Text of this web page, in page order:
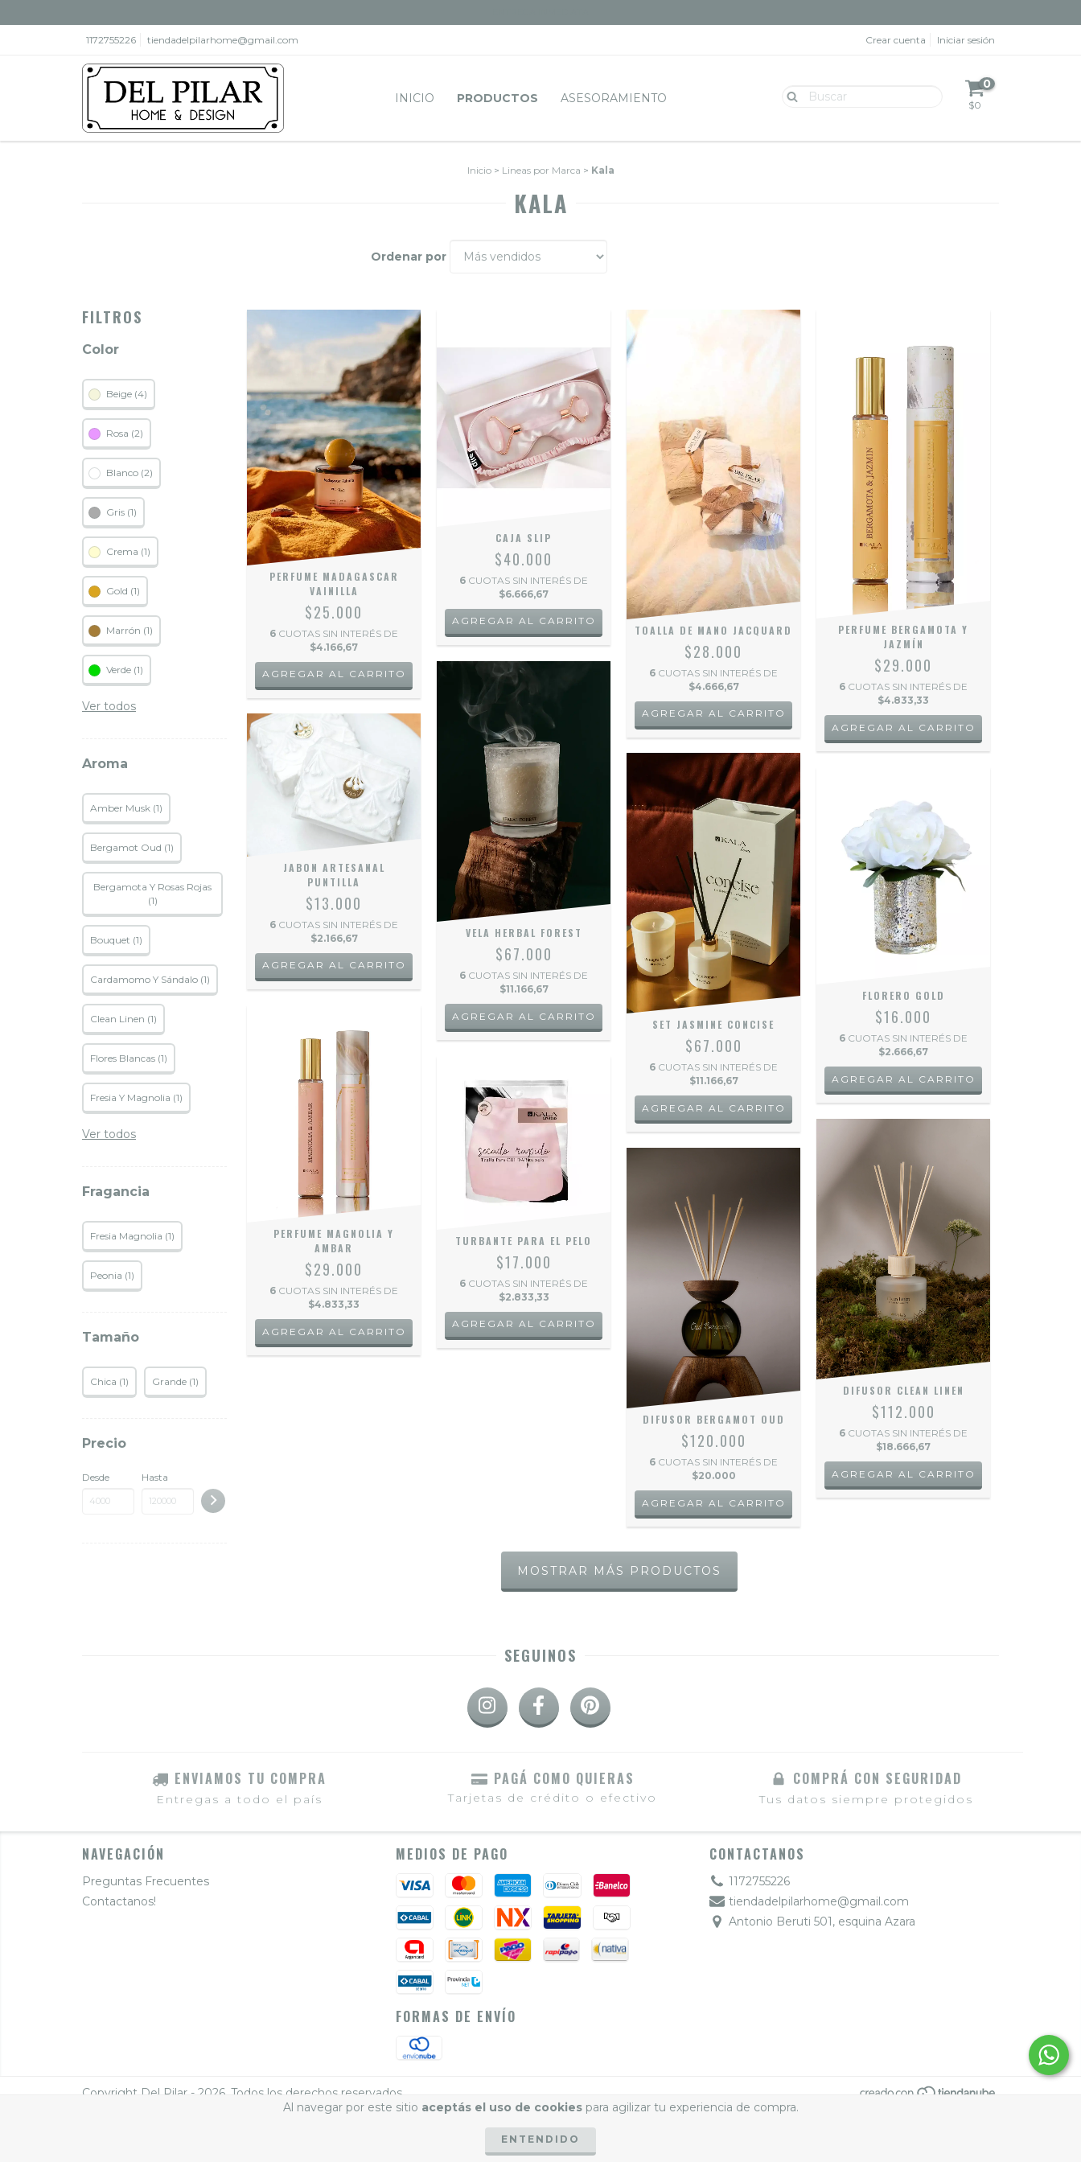
Al navegar por este sitio aceptás el uso de cookiespara agilizar tu experiencia de compra.
ENTENDIDO
1172755226 tiendadelpilarhome@gmail.com Crear cuenta Iniciar sesión
INICIO PRODUCTOS ASESORAMIENTO
0
$0
Inicio > Lineas por Marca > Kala
KALA
Ordenar por
FILTROS
Color
Beige (4)
Rosa (2)
Blanco (2)
Gris (1)
Crema (1)
Gold (1)
Marrón (1)
Verde (1)
Ver todos
Aroma
Amber Musk (1)
Bergamot Oud (1)
Bergamota Y Rosas Rojas
(1)
Bouquet (1)
Cardamomo Y Sándalo (1)
Clean Linen (1)
Flores Blancas (1)
Fresia Y Magnolia (1)
Ver todos
Fragancia
Fresia Magnolia (1)
Peonia (1)
Tamaño
Chica (1) Grande (1)
Precio
Desde Hasta
PERFUME MADAGASCAR
VAINILLA
$25.000
6 CUOTAS SIN INTERÉS DE
$4.166,67
CAJA SLIP
$40.000
6 CUOTAS SIN INTERÉS DE
$6.666,67
AGREGAR AL CARRITO
TOALLA DE MANO JACQUARD
$28.000
6 CUOTAS SIN INTERÉS DE
$4.666,67
AGREGAR AL CARRITO
PERFUME BERGAMOTA Y
JAZMÍN
$29.000
6 CUOTAS SIN INTERÉS DE
$4.833,33
JABON ARTESANAL
PUNTILLA
$13.000
6 CUOTAS SIN INTERÉS DE
$2.166,67
VELA HERBAL FOREST
$67.000
6 CUOTAS SIN INTERÉS DE
$11.166,67
SET JASMINE CONCISE
$67.000
6 CUOTAS SIN INTERÉS DE
$11.166,67
FLORERO GOLD
$16.000
6 CUOTAS SIN INTERÉS DE
$2.666,67
PERFUME MAGNOLIA Y
AMBAR
$29.000
6 CUOTAS SIN INTERÉS DE
$4.833,33
TURBANTE PARA EL PELO
$17.000
6 CUOTAS SIN INTERÉS DE
$2.833,33
AGREGAR AL CARRITO
DIFUSOR BERGAMOT OUD
$120.000
6 CUOTAS SIN INTERÉS DE
$20.000
DIFUSOR CLEAN LINEN
$112.000
6 CUOTAS SIN INTERÉS DE
$18.666,67
MOSTRAR MÁS PRODUCTOS
SEGUINOS
ENVIAMOS TU COMPRA
Entregas a todo el país
PAGÁ COMO QUIERAS
Tarjetas de crédito o efectivo
COMPRÁ CON SEGURIDAD
Tus datos siempre protegidos
NAVEGACIÓN
Preguntas Frecuentes
Contactanos!
MEDIOS DE PAGO
FORMAS DE ENVÍO
CONTACTANOS
1172755226
tiendadelpilarhome@gmail.com
Antonio Beruti 501, esquina Azara
Copyright Del Pilar - 2026. Todos los derechos reservados.
Defensa de las y los consumidores. Para reclamos ingresá acá. / Botón de arrepentimiento